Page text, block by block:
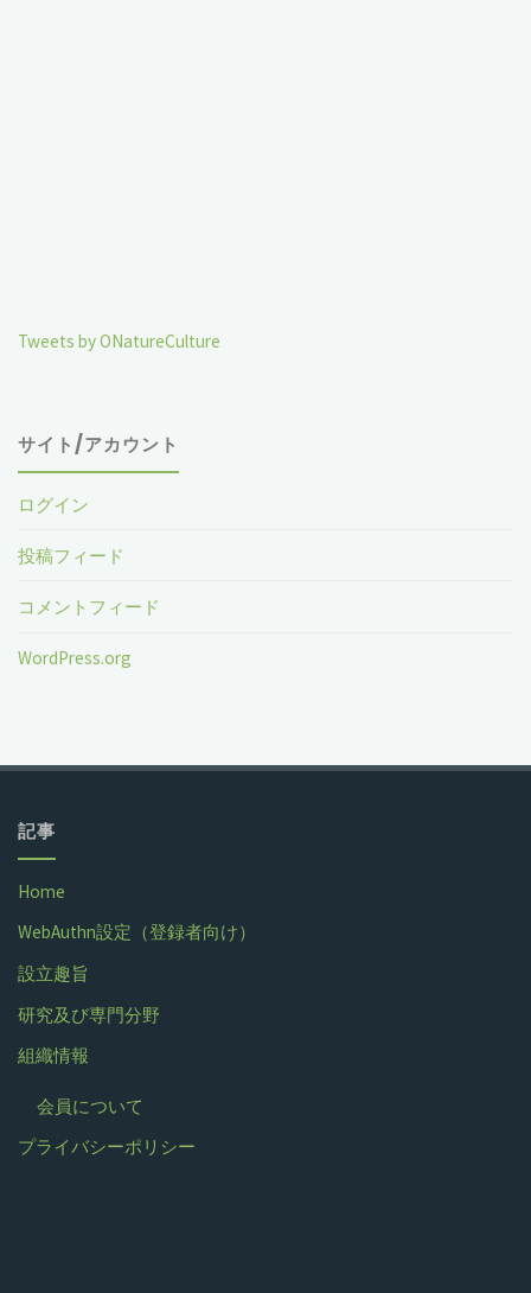
Tweets by ONatureCulture
サイト/アカウント
ログイン
投稿フィード
コメントフィード
WordPress.org
記事
Home
WebAuthn設定（登録者向け）
設立趣旨
研究及び専門分野
組織情報
会員について
プライバシーポリシー